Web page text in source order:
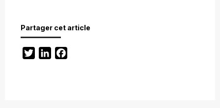
Partager cet article
TwitterLinkedIn